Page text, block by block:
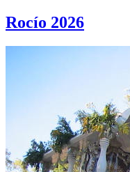
Rocío 2026